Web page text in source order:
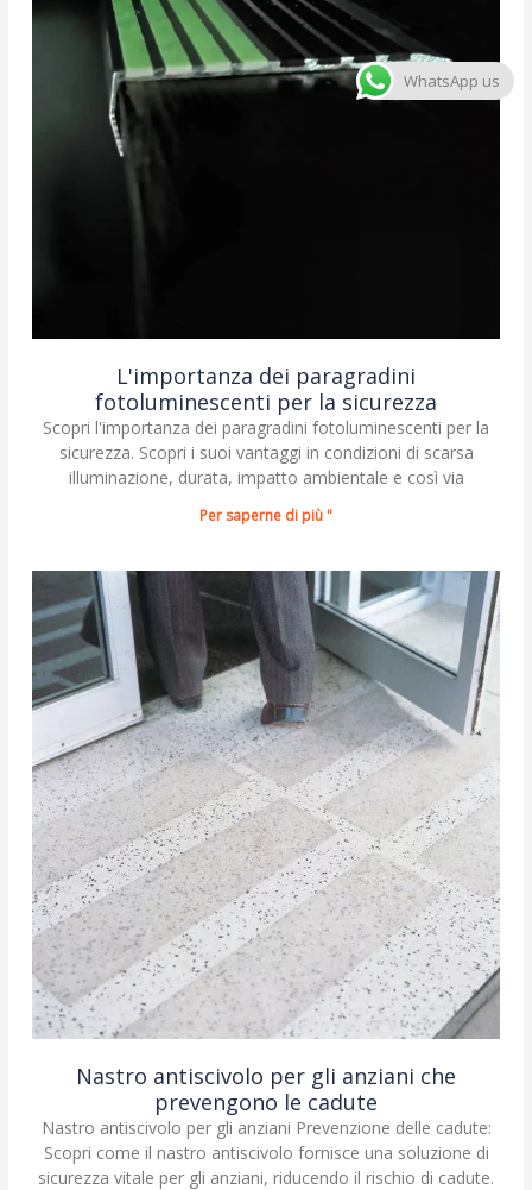
L'importanza dei paragradini
fotoluminescenti per la sicurezza
Scopri l'importanza dei paragradini fotoluminescenti per la
sicurezza. Scopri i suoi vantaggi in condizioni di scarsa
illuminazione, durata, impatto ambientale e così via
Per saperne di più "
Nastro antiscivolo per gli anziani che
prevengono le cadute
Nastro antiscivolo per gli anziani Prevenzione delle cadute:
Scopri come il nastro antiscivolo fornisce una soluzione di
sicurezza vitale per gli anziani, riducendo il rischio di cadute.
WhatsApp us